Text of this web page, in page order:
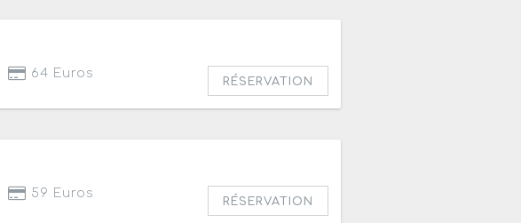
64 Euros
RÉSERVATION
59 Euros
RÉSERVATION